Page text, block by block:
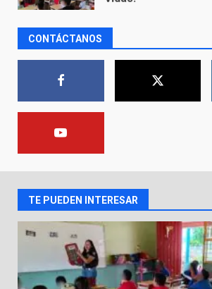
7 de agosto de 2026
3
Valle de Santiago
seguridad con
7 de agosto de 2026
CONTÁCTANOS
TE PUEDEN INTERESAR